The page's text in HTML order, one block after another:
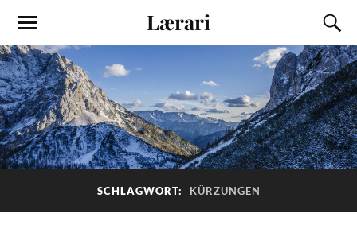
Lærari
SCHLAGWORT: KÜRZUNGEN